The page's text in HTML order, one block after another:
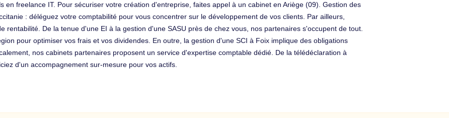
en freelance IT. Pour sécuriser votre création d'entreprise, faites appel à un cabinet en Ariège (09). Gestion des
: déléguez votre comptabilité pour vous concentrer sur le développement de vos clients. Par ailleurs,
rentabilité. De la tenue d'une EI à la gestion d'une SASU près de chez vous, nos partenaires s'occupent de tout.
pour optimiser vos frais et vos dividendes. En outre, la gestion d'une SCI à Foix implique des obligations
nos cabinets partenaires proposent un service d'expertise comptable dédié. De la télédéclaration à
d'un accompagnement sur-mesure pour vos actifs.